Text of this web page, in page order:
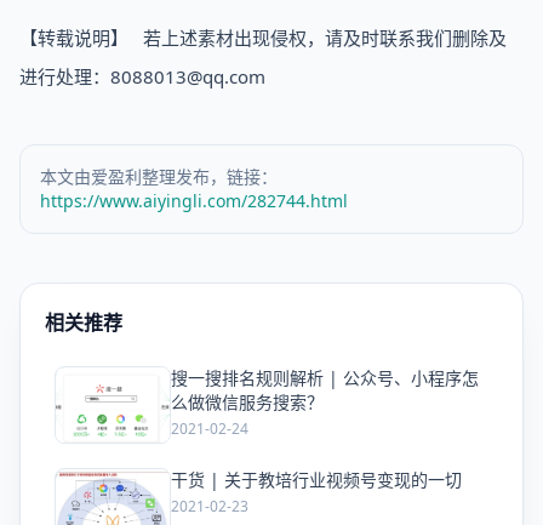
【转载说明】 若上述素材出现侵权，请及时联系我们删除及
进行处理：8088013@qq.com
本文由爱盈利整理发布，链接：
https://www.aiyingli.com/282744.html
相关推荐
搜一搜排名规则解析 | 公众号、小程序怎
么做微信服务搜索？
2021-02-24
爱 干货 | 关于教培行业视频号变现的一切
2021-02-23